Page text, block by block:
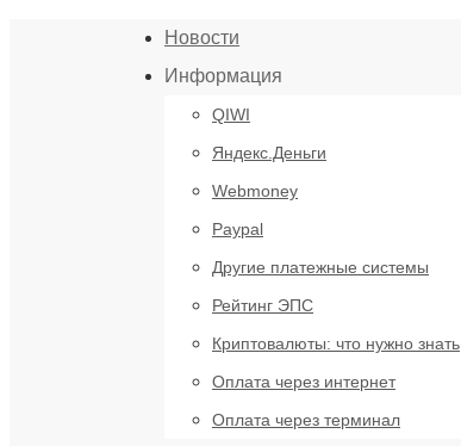
Новости
Информация
QIWI
Яндекс.Деньги
Webmoney
Paypal
Другие платежные системы
Рейтинг ЭПС
Криптовалюты: что нужно знать
Оплата через интернет
Оплата через терминал